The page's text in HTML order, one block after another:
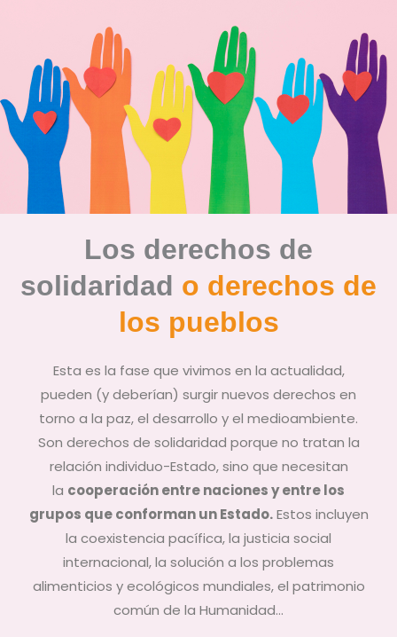
Los derechos de
solidaridad o derechos de
los pueblos
Esta es la fase que vivimos en la actualidad,
pueden (y deberían) surgir nuevos derechos en
torno a la paz, el desarrollo y el medioambiente.
Son derechos de solidaridad porque no tratan la
relación individuo-Estado, sino que necesitan
la cooperación entre naciones y entre los
grupos que conforman un Estado.Estos incluyen
la coexistencia pacífica, la justicia social
internacional, la solución a los problemas
alimenticios y ecológicos mundiales, el patrimonio
común de la Humanidad…